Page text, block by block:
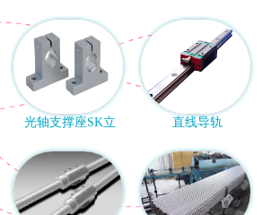
光轴支撑座SK立 直线导轨